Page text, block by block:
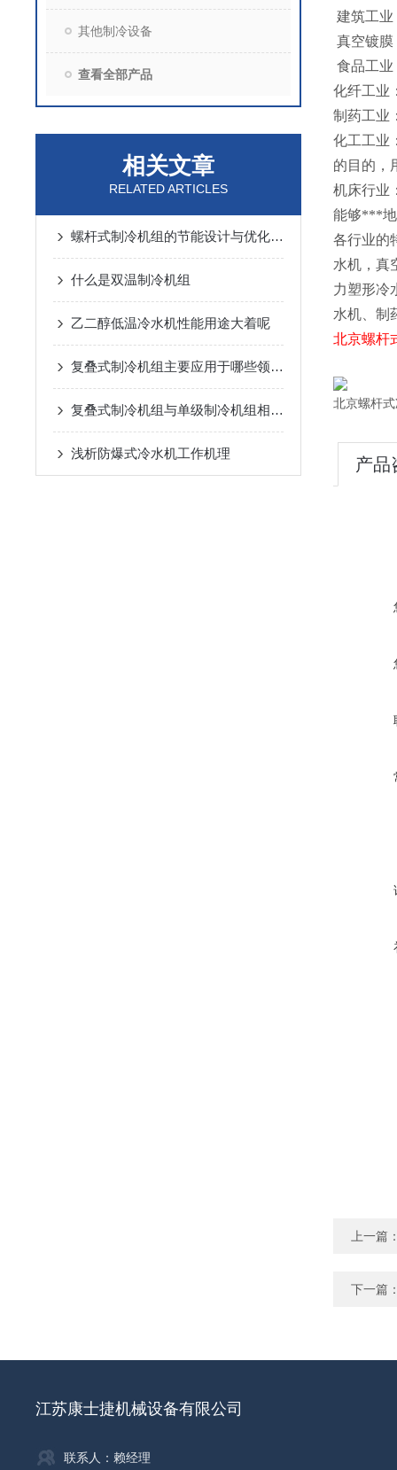
其他制冷设备
查看全部产品
相关文章
RELATED ARTICLES
螺杆式制冷机组的节能设计与优化策略
什么是双温制冷机组
乙二醇低温冷水机性能用途大着呢
复叠式制冷机组主要应用于哪些领域？
复叠式制冷机组与单级制冷机组相比有哪些优势？
浅析​防爆式冷水机工作机理
建筑工业
真空镀膜
食品工业
化纤工业
制药工业
化工工业
的目的，
机床行业
能够***地
各行业的
水机，真
力塑形冷
水机、制
北京螺杆
北京螺杆
产品
上一篇
下一篇
江苏康士捷机械设备有限公司
联系人：赖经理